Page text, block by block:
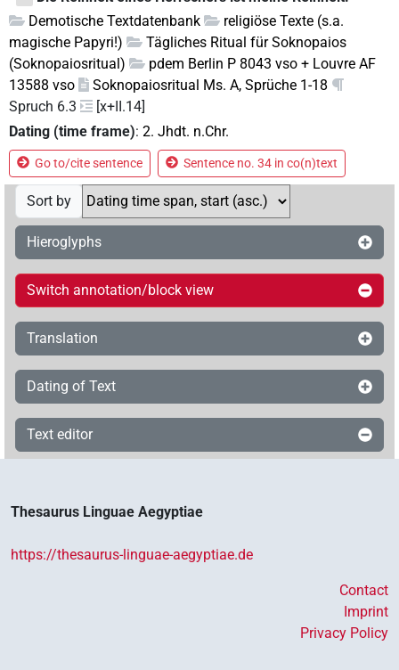
Demotische Textdatenbank
religiöse Texte (s.a.
magische Papyri!)
Tägliches Ritual für Soknopaios
(Soknopaiosritual)
pdem Berlin P 8043 vso + Louvre AF
13588 vso
Soknopaiosritual Ms. A, Sprüche 1-18
Spruch 6.3
[x+II.14]
Dating (time frame): 2. Jhdt. n.Chr.
Go to/cite sentence Sentence no. 34 in co(n)text
Sort by
Hieroglyphs
Switch annotation/block view
Translation
Dating of Text
Text editor
Thesaurus Linguae Aegyptiae
https://thesaurus-linguae-aegyptiae.de
Contact
Imprint
Privacy Policy